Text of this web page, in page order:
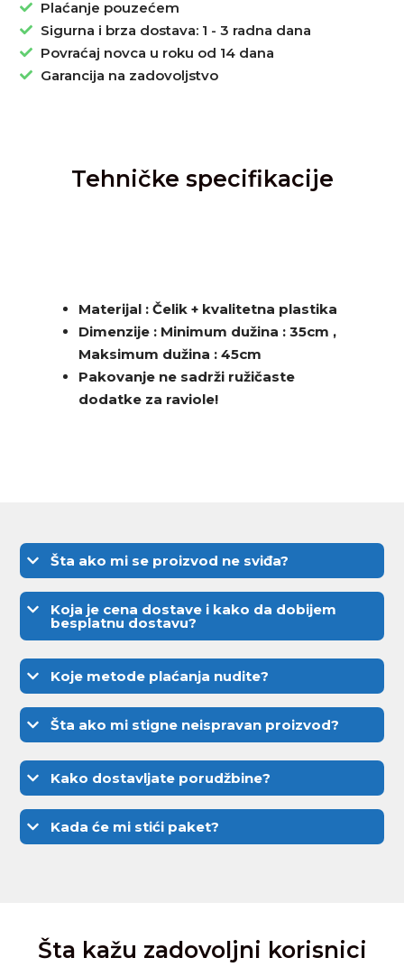
Plaćanje pouzećem
Sigurna i brza dostava: 1 - 3 radna dana
Povraćaj novca u roku od 14 dana
Garancija na zadovoljstvo
Tehničke specifikacije
Materijal : Čelik + kvalitetna plastika
Dimenzije : Minimum dužina : 35cm ,
Maksimum dužina : 45cm
Pakovanje ne sadrži ružičaste
dodatke za raviole!
Šta ako mi se proizvod ne sviđa?
Koja je cena dostave i kako da dobijem
besplatnu dostavu?
Koje metode plaćanja nudite?
Šta ako mi stigne neispravan proizvod?
Kako dostavljate porudžbine?
Kada će mi stići paket?
Šta kažu zadovoljni korisnici